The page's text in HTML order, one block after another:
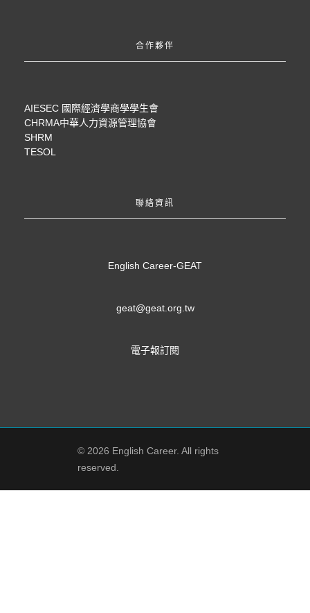
合作夥伴
AIESEC 國際經濟學商學學生會
CHRMA中華人力資源管理協會
SHRM
TESOL
聯絡資訊
English Career-GEAT
geat@geat.org.tw
電子報訂閱
© 2026 English Career. All rights
reserved.